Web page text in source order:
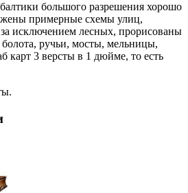
большого разрешения хорошо
примерные схемы улиц,
исключением лесных, прорисованы
ручьи, мосты, мельницы,
карт 3 версты в 1 дюйме, то есть